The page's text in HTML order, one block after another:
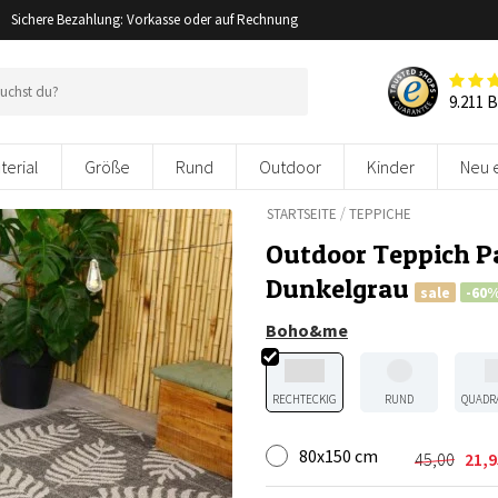
Sichere Bezahlung: Vorkasse oder auf Rechnung
9.211
Größe Rund Outdoor Kinder Neu
STARTSEITE /TEPPICHE
Outdoor Teppich
Dunkelgrau
sale -
Boho&me
RECHTECKIG RUND
80x150 cm 45,00
Preis
Preis